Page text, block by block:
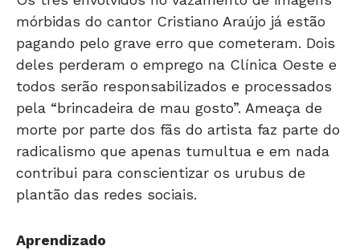
mórbidas do cantor Cristiano Araújo já estão
pagando pelo grave erro que cometeram. Dois
deles perderam o emprego na Clínica Oeste e
todos serão responsabilizados e processados
pela “brincadeira de mau gosto”. Ameaça de
morte por parte dos fãs do artista faz parte do
radicalismo que apenas tumultua e em nada
contribui para conscientizar os urubus de
plantão das redes sociais.
Aprendizado